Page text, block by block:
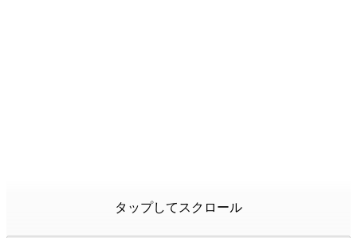
タップしてスクロール